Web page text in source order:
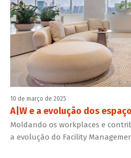
10 de março de 2025
A|W e a evolução dos
Moldando os workplaces e
a evolução do Facility